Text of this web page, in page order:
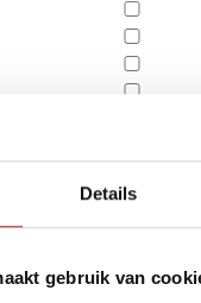
Details
gebruik van